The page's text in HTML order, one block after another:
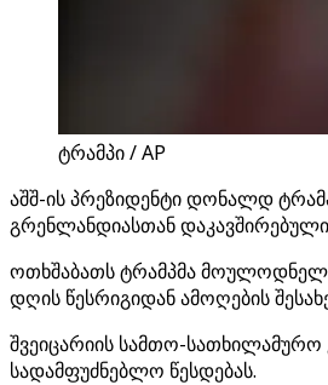
ტრამპი / AP
აშშ-ის პრეზიდენტი დონალდ
გრენლანდიასთან
ოთხშაბათს ტრამპმა
დღის წესრიგიდან ამოღების
შვეიცარიის სამთო-სათხილამურო
სადამფუძნებლო წესდებას.